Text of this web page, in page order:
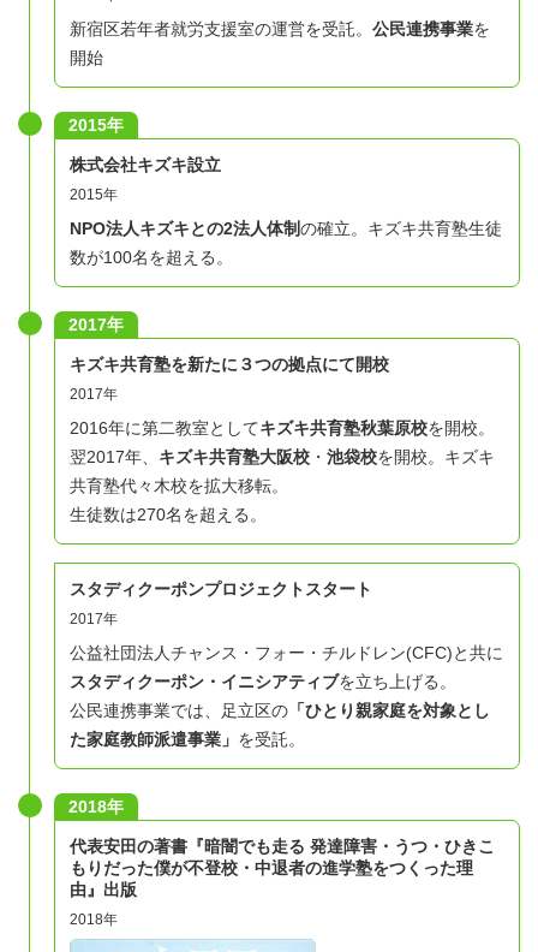
新宿区若年者就労支援室の運営を受託。 公民連携事業を
開始
2015年
株式会社キズキ設立
2015年
NPO法人キズキとの2法人体制の確立。キズキ共育塾生徒
数が100名を超える。
2017年
キズキ共育塾を新たに３つの拠点にて開校
2017年
2016年に第二教室としてキズキ共育塾秋葉原校を開校。
翌2017年、 キズキ共育塾大阪校 ・ 池袋校を開校。キズキ
共育塾代々木校を拡大移転。
生徒数は270名を超える。
スタディクーポンプロジェクトスタート
2017年
公益社団法人チャンス・フォー・チルドレン(CFC)と共に
スタディクーポン・イニシアティブを立ち上げる。
公民連携事業では、足立区の 「ひとり親家庭を対象とし
た家庭教師派遣事業」 を受託。
2018年
代表安田の著書『暗闇でも走る 発達障害・うつ・ひきこ
もりだった僕が不登校・中退者の進学塾をつくった理
由』出版
2018年